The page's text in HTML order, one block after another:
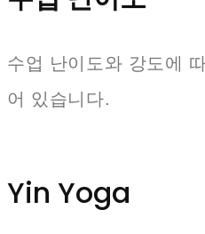
수업 난이도와 강도에
어 있습니다.
Yin Yoga